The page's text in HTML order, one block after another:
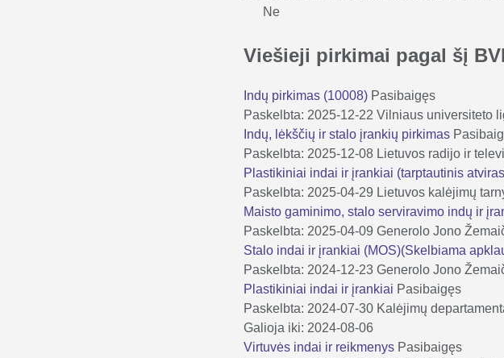
Ne
Viešieji pirkimai pagal šį
Indų pirkimas (10008) Pasibaigęs
Paskelbta: 2025-12-22 Vilniaus universiteto
Indų, lėkščių ir stalo įrankių pirkimas
Paskelbta: 2025-12-08 Lietuvos radijo ir
Plastikiniai indai ir įrankiai (tarptautinis
Paskelbta: 2025-04-29 Lietuvos kalėjimų
Maisto gaminimo, stalo serviravimo indų ir
Paskelbta: 2025-04-09 Generolo Jono
Stalo indai ir įrankiai (MOS)(Skelbiama
Paskelbta: 2024-12-23 Generolo Jono
Plastikiniai indai ir įrankiai Pasibaigęs
Paskelbta: 2024-07-30 Kalėjimų
Galioja iki: 2024-08-06
Virtuvės indai ir reikmenys Pasibaigęs